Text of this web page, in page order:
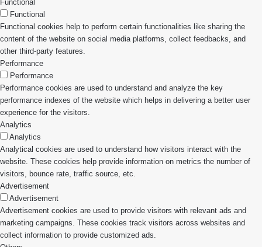
Functional
Functional
Functional cookies help to perform certain functionalities like sharing the
content of the website on social media platforms, collect feedbacks, and
other third-party features.
Performance
Performance
Performance cookies are used to understand and analyze the key
performance indexes of the website which helps in delivering a better user
experience for the visitors.
Analytics
Analytics
Analytical cookies are used to understand how visitors interact with the
website. These cookies help provide information on metrics the number of
visitors, bounce rate, traffic source, etc.
Advertisement
Advertisement
Advertisement cookies are used to provide visitors with relevant ads and
marketing campaigns. These cookies track visitors across websites and
collect information to provide customized ads.